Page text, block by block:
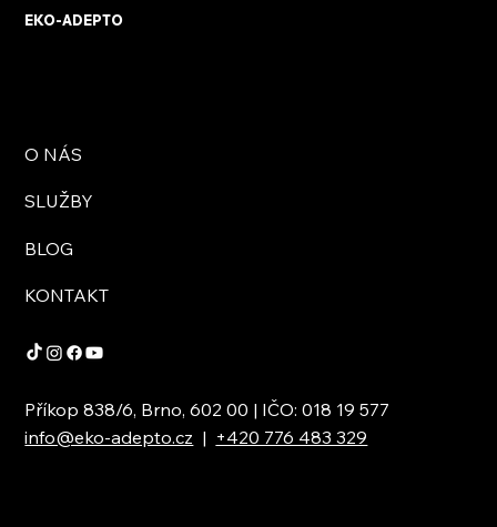
EKO-ADEPTO
O NÁS
SLUŽBY
BLOG
KONTAKT
Příkop 838/6, Brno, 602 00 | IČO: 018 19 577
info@eko-adepto.cz | +420 776 483 329